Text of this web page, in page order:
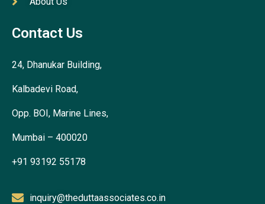
Contact Us
24, Dhanukar Building,
Kalbadevi Road,
Opp. BOI, Marine Lines,
Mumbai – 400020
+91 93192 55178
inquiry@theduttaassociates.co.in